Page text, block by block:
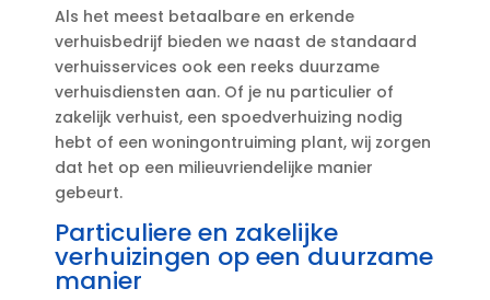
Als het meest betaalbare en erkende
verhuisbedrijf bieden we naast de standaard
verhuisservices ook een reeks duurzame
verhuisdiensten aan.​ Of je nu particulier of
zakelijk verhuist, een spoedverhuizing nodig
hebt of een woningontruiming plant, wij zorgen
dat het op een milieuvriendelijke manier
gebeurt.​
Particuliere en zakelijke
verhuizingen op een duurzame
manier